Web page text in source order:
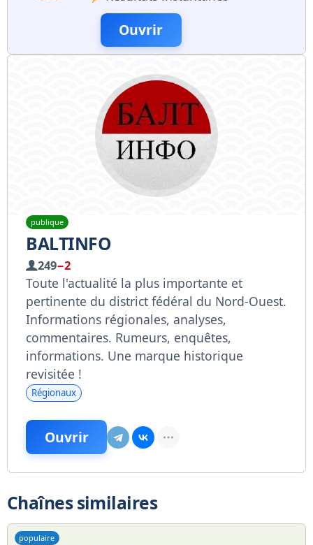
Ouvrir
publique
BALTINFO
249−2
Toute l'actualité la plus importante et
pertinente du district fédéral du Nord-Ouest.
Informations régionales, analyses,
commentaires. Rumeurs, enquêtes,
informations. Une marque historique
revisitée !
Régionaux
Ouvrir
Chaînes similaires
populaire